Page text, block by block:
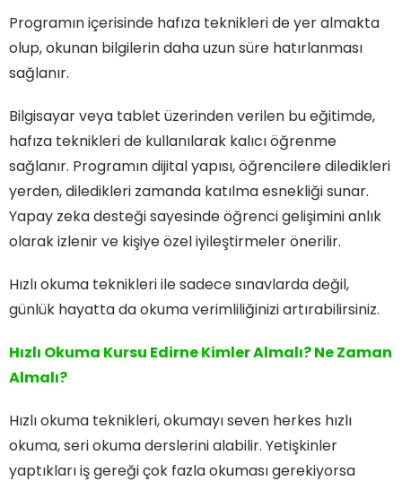
Programın içerisinde hafıza teknikleri de yer almakta
olup, okunan bilgilerin daha uzun süre hatırlanması
sağlanır.
Bilgisayar veya tablet üzerinden verilen bu eğitimde,
hafıza teknikleri de kullanılarak kalıcı öğrenme
sağlanır. Programın dijital yapısı, öğrencilere diledikleri
yerden, diledikleri zamanda katılma esnekliği sunar.
Yapay zeka desteği sayesinde öğrenci gelişimini anlık
olarak izlenir ve kişiye özel iyileştirmeler önerilir.
Hızlı okuma teknikleri ile sadece sınavlarda değil,
günlük hayatta da okuma verimliliğinizi artırabilirsiniz.
Hızlı Okuma Kursu Edirne Kimler Almalı? Ne Zaman
Almalı?
Hızlı okuma teknikleri, okumayı seven herkes hızlı
okuma, seri okuma derslerini alabilir. Yetişkinler
yaptıkları iş gereği çok fazla okuması gerekiyorsa